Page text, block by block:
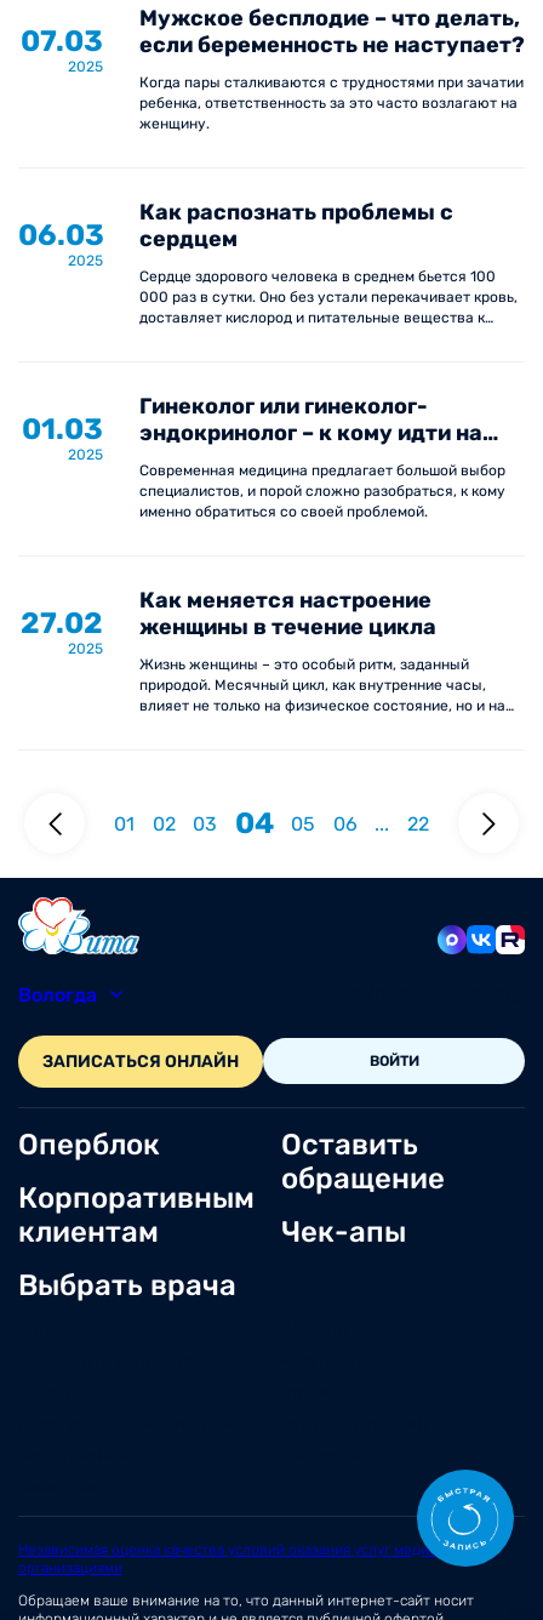
07.03
2025
Мужское бесплодие – что делать,
если беременность не наступает?
Когда пары сталкиваются с трудностями при зачатии
ребенка, ответственность за это часто возлагают на
женщину.
06.03
2025
Как распознать проблемы с
сердцем
Сердце здорового человека в среднем бьется 100
000 раз в сутки. Оно без устали перекачивает кровь,
доставляет кислород и питательные вещества к
01.03
2025
Гинеколог или гинеколог-
эндокринолог – к кому идти на
приём?
Современная медицина предлагает большой выбор
специалистов, и порой сложно разобраться, к кому
именно обратиться со своей проблемой.
27.02
2025
Как меняется настроение
женщины в течение цикла
Жизнь женщины – это особый ритм, заданный
природой. Месячный цикл, как внутренние часы,
влияет не только на физическое состояние, но и на
01 02 03 04 05 06 ... 22
Вологда
ЗАПИСАТЬСЯ ОНЛАЙН ВОЙТИ
Оперблок
Корпоративным
клиентам
Выбрать врача
Оставить
обращение
Чек-апы
Независимая оценка качества условий оказания услуг медицинскими
организациями
Обращаем ваше внимание на то, что данный интернет-сайт носит